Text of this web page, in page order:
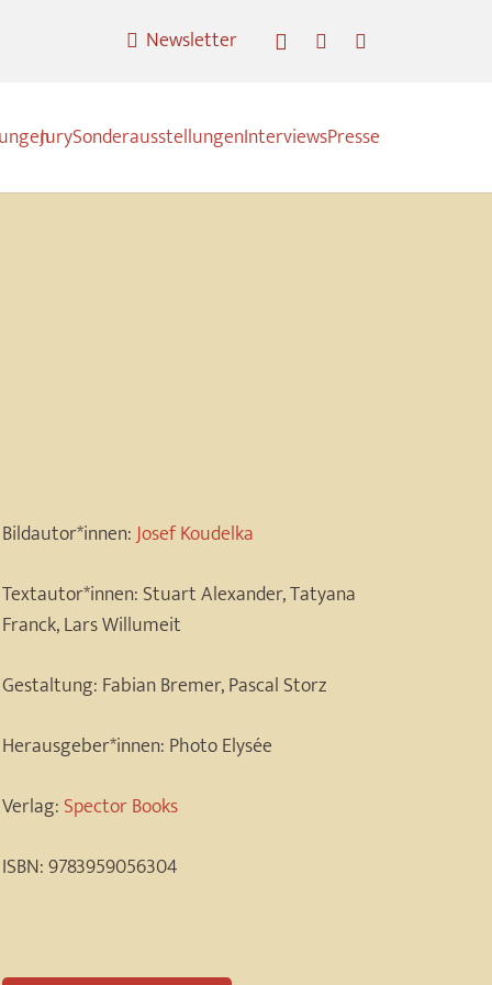
Newsletter
JurySonderausstellungenInterviewsPresse
Bildautor*innen:Josef Koudelka
Textautor*innen: Stuart Alexander, Tatyana
Franck, Lars Willumeit
Gestaltung: Fabian Bremer, Pascal Storz
Herausgeber*innen: Photo Elysée
Verlag: Spector Books
ISBN:9783959056304